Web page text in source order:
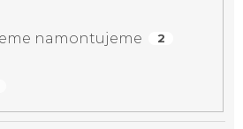
namontujeme 2